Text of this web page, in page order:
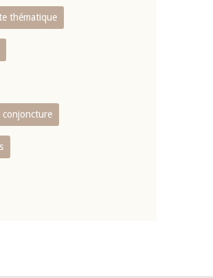
thématique
conjoncture